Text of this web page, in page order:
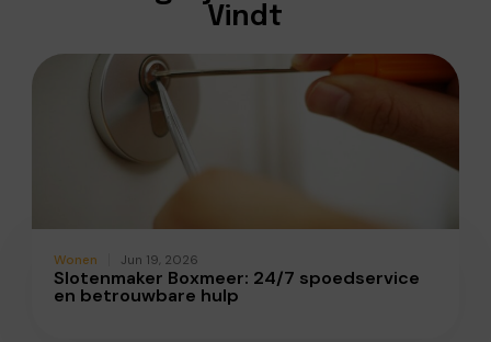
Vindt
Wonen Jun 19, 2026
Slotenmaker Boxmeer: 24/7 spoedservice
en betrouwbare hulp